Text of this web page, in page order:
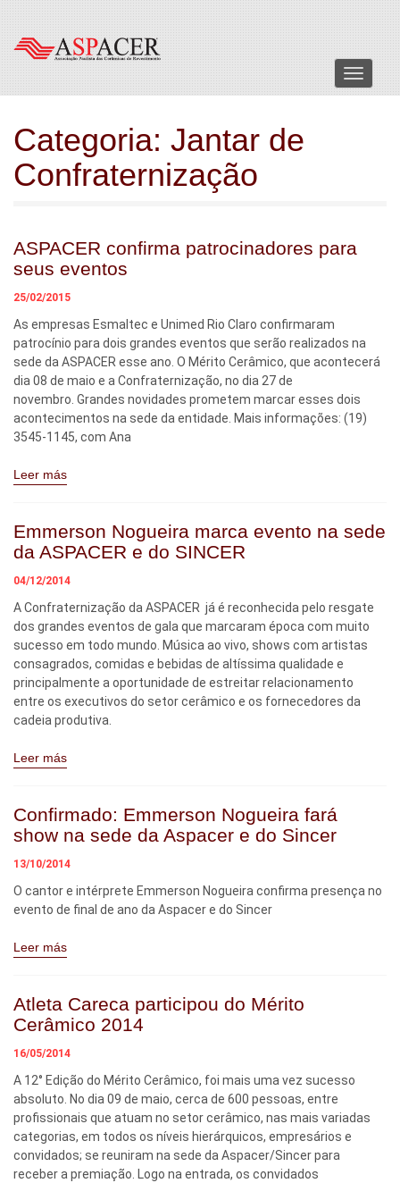
Menu
Categoria: Jantar de
Confraternização
ASPACER confirma patrocinadores para
seus eventos
25/02/2015
As empresas Esmaltec e Unimed Rio Claro confirmaram
patrocínio para dois grandes eventos que serão realizados na
sede da ASPACER esse ano. O Mérito Cerâmico, que acontecerá
dia 08 de maio e a Confraternização, no dia 27 de
novembro. Grandes novidades prometem marcar esses dois
acontecimentos na sede da entidade. Mais informações: (19)
3545-1145, com Ana
Leer más
Emmerson Nogueira marca evento na sede
da ASPACER e do SINCER
04/12/2014
A Confraternização da ASPACER já é reconhecida pelo resgate
dos grandes eventos de gala que marcaram época com muito
sucesso em todo mundo. Música ao vivo, shows com artistas
consagrados, comidas e bebidas de altíssima qualidade e
principalmente a oportunidade de estreitar relacionamento
entre os executivos do setor cerâmico e os fornecedores da
cadeia produtiva.
Leer más
Confirmado: Emmerson Nogueira fará
show na sede da Aspacer e do Sincer
13/10/2014
O cantor e intérprete Emmerson Nogueira confirma presença no
evento de final de ano da Aspacer e do Sincer
Leer más
Atleta Careca participou do Mérito
Cerâmico 2014
16/05/2014
A 12° Edição do Mérito Cerâmico, foi mais uma vez sucesso
absoluto. No dia 09 de maio, cerca de 600 pessoas, entre
profissionais que atuam no setor cerâmico, nas mais variadas
categorias, em todos os níveis hierárquicos, empresários e
convidados; se reuniram na sede da Aspacer/Sincer para
receber a premiação. Logo na entrada, os convidados